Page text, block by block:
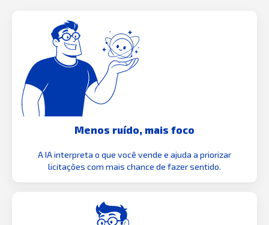
Menos ruído, mais foco
A IA interpreta o que você vende e ajuda a priorizar
licitações com mais chance de fazer sentido.